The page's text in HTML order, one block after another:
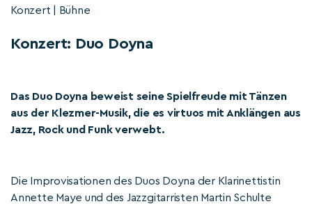
Konzert | Bühne
Konzert: Duo Doyna
Das Duo Doyna beweist seine Spielfreude mit Tänzen
aus der Klezmer-Musik, die es virtuos mit Anklängen aus
Jazz, Rock und Funk verwebt.
Die Improvisationen des Duos Doyna der Klarinettistin
Annette Maye und des Jazzgitarristen Martin Schulte